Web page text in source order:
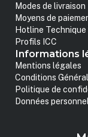
Modes de livraison
Moyens de
Hotline
Profils ICC
Informations
Mentions légales
Conditions
Politique de
Données